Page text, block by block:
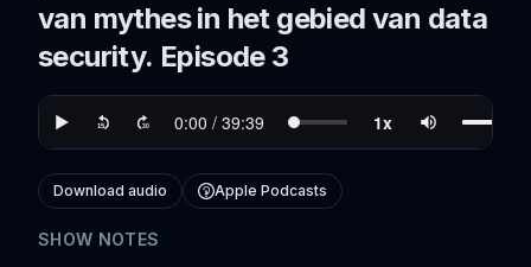
van mythes in het gebied van data
security. Episode 3
Download audio Apple Podcasts
SHOW NOTES